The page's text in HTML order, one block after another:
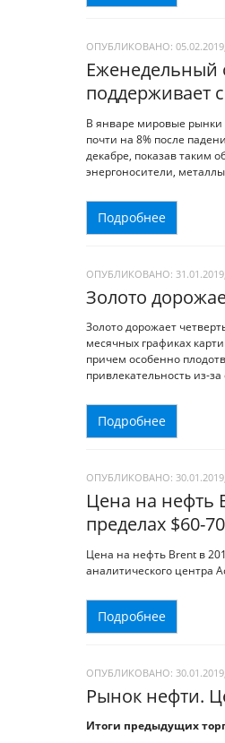
ОПУБЛИКОВАНО:
Еженедельный
поддерживает
В январе мировые рынки
почти на 8% после
декабре, показав таким
энергоносители,
Подробнее
ОПУБЛИКОВАНО:
Золото
Золото дорожает
месячных графиках
причем особенно
привлекательность из-
Подробнее
ОПУБЛИКОВАНО:
Цена на нефть
пределах $60-
Цена на нефть Brent в
аналитического центра
Подробнее
ОПУБЛИКОВАНО: 30.01.2019,
Рынок нефти.
Итоги предыдущих